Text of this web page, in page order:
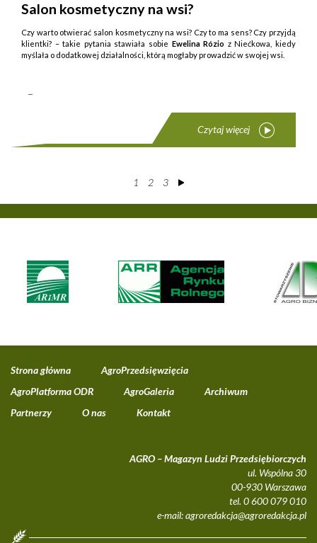
Salon kosmetyczny na wsi?
Czy warto otwierać salon kosmetyczny na wsi? Czy to ma sens? Czy przyjdą
klientki? – takie py­tania stawiała sobie Ewelina Rózio z Niećkowa, kiedy
myślała o dodatkowej działalności, którą mogłaby prowadzić w swojej wsi.
Czytaj więcej
1 2 3
Strona główna
AgroPrzedsięwzięcia
AgroPlatforma ODR
AgroGaleria
Archiwum
Partnerzy
O nas Kontakt
AGRO – Magazyn Ludzi Przedsiębiorczych
ul. Wspólna 30
00-930 Warszawa
tel. 0 600 079 010
e-mail:agroredakcja@agroredakcja.pl